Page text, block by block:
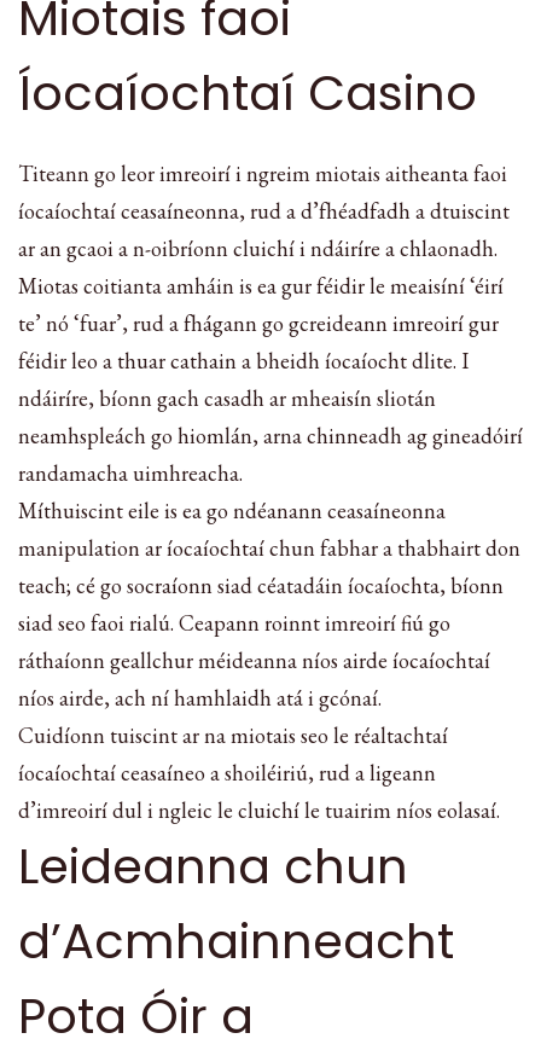
Miotais faoi
Íocaíochtaí Casino
Titeann go leor imreoirí i ngreim miotais aitheanta faoi
íocaíochtaí ceasaíneonna, rud a d’fhéadfadh a dtuiscint
ar an gcaoi a n-oibríonn cluichí i ndáiríre a chlaonadh.
Miotas coitianta amháin is ea gur féidir le meaisíní ‘éirí
te’ nó ‘fuar’, rud a fhágann go gcreideann imreoirí gur
féidir leo a thuar cathain a bheidh íocaíocht dlite. I
ndáiríre, bíonn gach casadh ar mheaisín sliotán
neamhspleách go hiomlán, arna chinneadh ag gineadóirí
randamacha uimhreacha.
Míthuiscint eile is ea go ndéanann ceasaíneonna
manipulation ar íocaíochtaí chun fabhar a thabhairt don
teach; cé go socraíonn siad céatadáin íocaíochta, bíonn
siad seo faoi rialú. Ceapann roinnt imreoirí fiú go
ráthaíonn geallchur méideanna níos airde íocaíochtaí
níos airde, ach ní hamhlaidh atá i gcónaí.
Cuidíonn tuiscint ar na miotais seo le réaltachtaí
íocaíochtaí ceasaíneo a shoiléiriú, rud a ligeann
d’imreoirí dul i ngleic le cluichí le tuairim níos eolasaí.
Leideanna chun
d’Acmhainneacht
Pota Óir a